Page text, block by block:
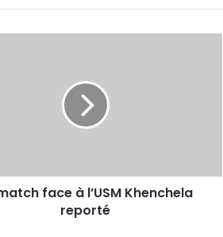
face à l’USM Khenchela
reporté